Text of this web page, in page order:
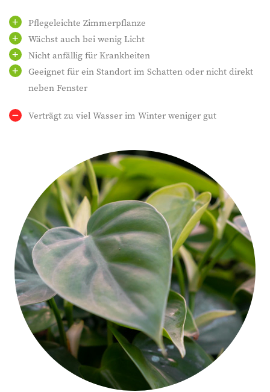
Pflegeleichte Zimmerpflanze
Wächst auch bei wenig Licht
Nicht anfällig für Krankheiten
Geeignet für ein Standort im Schatten oder nicht direkt
neben Fenster
Verträgt zu viel Wasser im Winter weniger gut